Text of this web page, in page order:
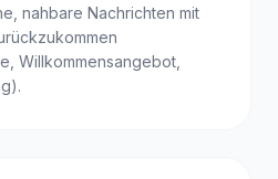
nahbare Nachrichten mit
Willkommensangebot,